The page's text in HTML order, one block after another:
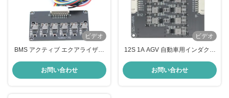
ビデオ
BMS アクティブ エクアライザー
Lipo / Lifepo4 バッテリー バラン
スボード
お問い合わせ
ビデオ
12S 1A AGV 自動車用インダクテ
ランサー サポート カスケード用
アクティブ エクワライザー
お問い合わせ